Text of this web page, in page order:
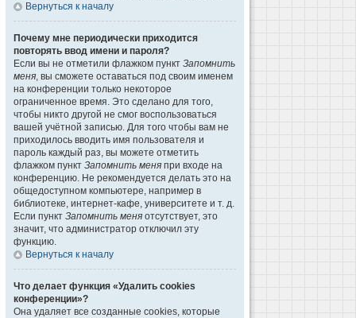
Вернуться к началу
Почему мне периодически приходится
повторять ввод имени и пароля?
Если вы не отметили флажком пункт Запомнить
меня, вы сможете оставаться под своим именем
на конференции только некоторое
ограниченное время. Это сделано для того,
чтобы никто другой не смог воспользоваться
вашей учётной записью. Для того чтобы вам не
приходилось вводить имя пользователя и
пароль каждый раз, вы можете отметить
флажком пункт Запомнить меня при входе на
конференцию. Не рекомендуется делать это на
общедоступном компьютере, например в
библиотеке, интернет-кафе, университете и т. д.
Если пункт Запомнить меня отсутствует, это
значит, что администратор отключил эту
функцию.
Вернуться к началу
Что делает функция «Удалить cookies
конференции»?
Она удаляет все созданные cookies, которые